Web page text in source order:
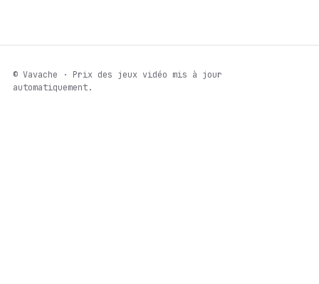
© Vavache · Prix des jeux vidéo mis à jour
automatiquement.